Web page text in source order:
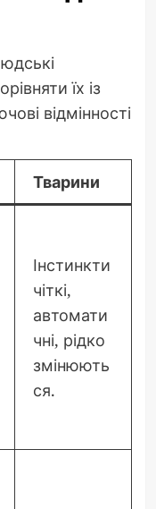
їх із
відмінності
Тварини
Інстинкти
чіткі,
автомати
чні, рідко
змінюють
ся.